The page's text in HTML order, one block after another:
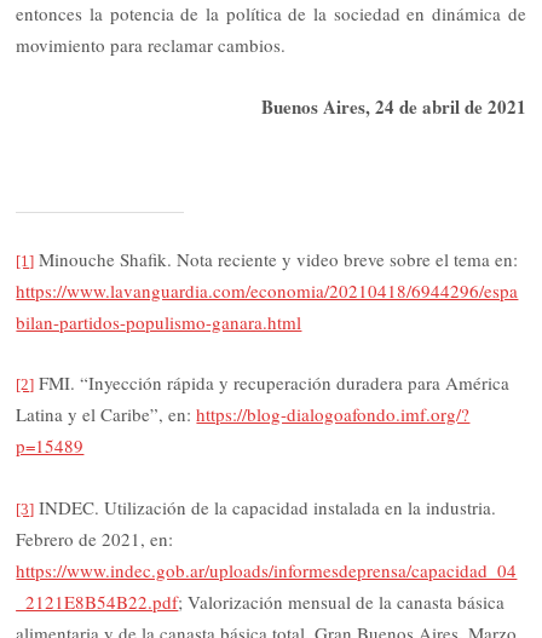
entonces la potencia de la política de la sociedad en dinámica de
movimiento para reclamar cambios.
Buenos Aires, 24 de abril de 2021
[1] Minouche Shafik. Nota reciente y video breve sobre el tema en:
https://www.lavanguardia.com/economia/20210418/6944296/espa
bilan-partidos-populismo-ganara.html
[2] FMI. “Inyección rápida y recuperación duradera para América
Latina y el Caribe”, en:https://blog-dialogoafondo.imf.org/?
p=15489
[3] INDEC. Utilización de la capacidad instalada en la industria.
Febrero de 2021, en:
https://www.indec.gob.ar/uploads/informesdeprensa/capacidad_04
_2121E8B54B22.pdf; Valorización mensual de la canasta básica
alimentaria y de la canasta básica total. Gran Buenos Aires. Marzo